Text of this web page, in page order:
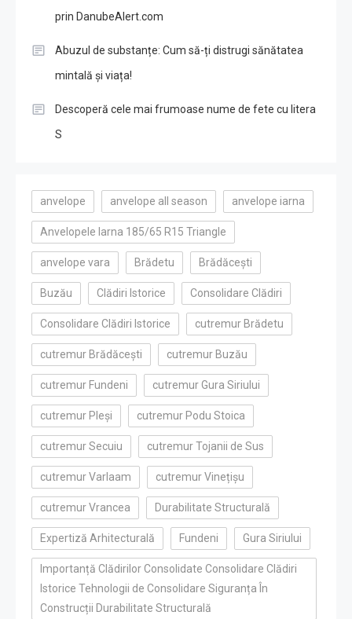
prin DanubeAlert.com
Abuzul de substanțe: Cum să-ți distrugi sănătatea
mintală și viața!
Descoperă cele mai frumoase nume de fete cu litera
S
anvelope anvelope all season anvelope iarna
Anvelopele Iarna 185/65 R15 Triangle
anvelope vara Brădetu Brădăcești
Buzău Clădiri Istorice Consolidare Clădiri
Consolidare Clădiri Istorice cutremur Brădetu
cutremur Brădăcești cutremur Buzău
cutremur Fundeni cutremur Gura Siriului
cutremur Pleși cutremur Podu Stoica
cutremur Secuiu cutremur Tojanii de Sus
cutremur Varlaam cutremur Vinețișu
cutremur Vrancea Durabilitate Structurală
Expertiză Arhitecturală Fundeni Gura Siriului
Importanță Clădirilor Consolidate Consolidare Clădiri
Istorice Tehnologii de Consolidare Siguranța În
Construcții Durabilitate Structurală